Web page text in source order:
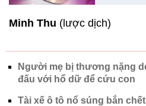
Minh Thu (lược dịch)
Người mẹ bị thương nặng
đấu với hổ dữ để cứu con
Tài xế ô tô nổ súng bắn